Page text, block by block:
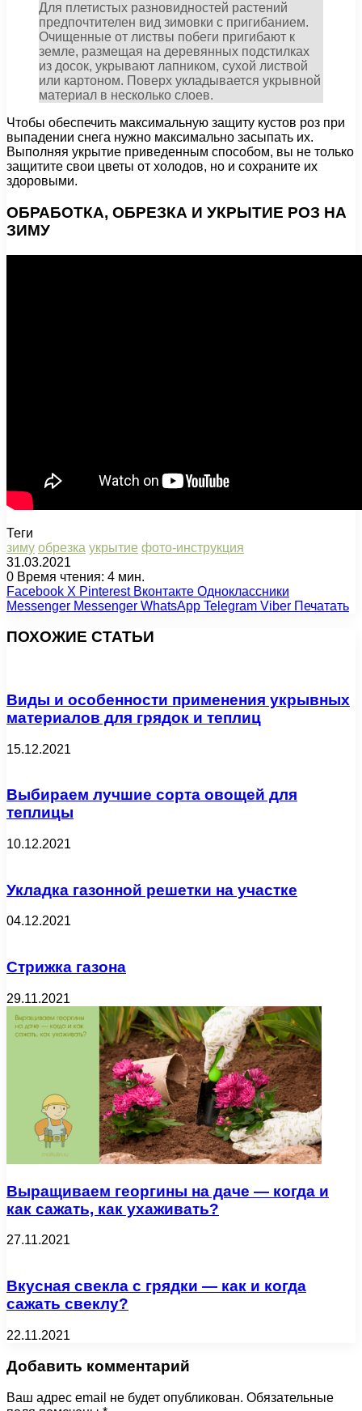
Для плетистых разновидностей растений
предпочтителен вид зимовки с пригибанием.
Очищенные от листвы побеги пригибают к
земле, размещая на деревянных подстилках
из досок, укрывают лапником, сухой листвой
или картоном. Поверх укладывается укрывной
материал в несколько слоев.
Чтобы обеспечить максимальную защиту кустов роз при
выпадении снега нужно максимально засыпать их.
Выполняя укрытие приведенным способом, вы не только
защитите свои цветы от холодов, но и сохраните их
здоровыми.
ОБРАБОТКА, ОБРЕЗКА И УКРЫТИЕ РОЗ НА
ЗИМУ
Теги
зиму обрезка укрытие фото-инструкция
31.03.2021
0 Время чтения: 4 мин.
Facebook X Pinterest Вконтакте Одноклассники
Messenger Messenger WhatsApp Telegram Viber Печатать
ПОХОЖИЕ СТАТЬИ
Виды и особенности применения укрывных
материалов для грядок и теплиц
15.12.2021
Выбираем лучшие сорта овощей для
теплицы
10.12.2021
Укладка газонной решетки на участке
04.12.2021
Стрижка газона
29.11.2021
Выращиваем георгины на даче — когда и
как сажать, как ухаживать?
27.11.2021
Вкусная свекла с грядки — как и когда
сажать свеклу?
22.11.2021
Добавить комментарий
Ваш адрес email не будет опубликован. Обязательные